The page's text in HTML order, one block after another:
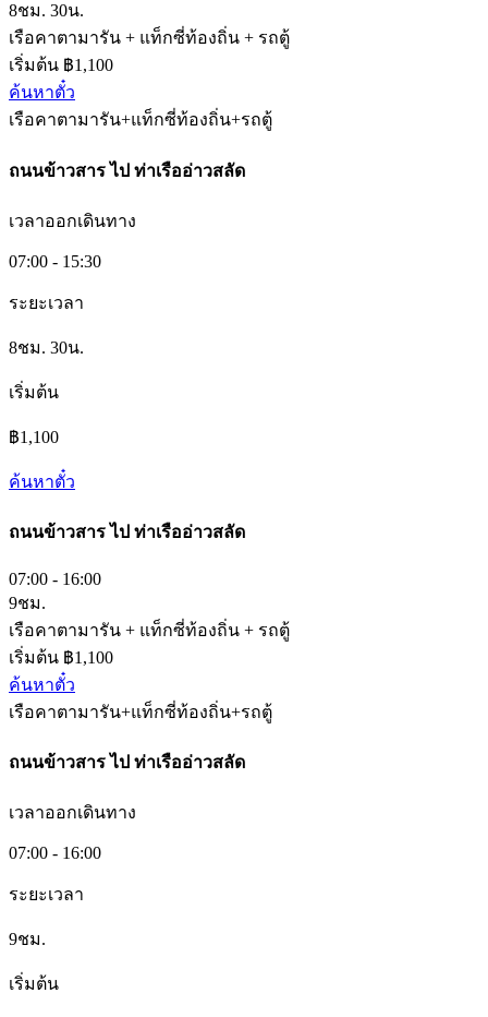
8ชม. 30น.
เรือคาตามารัน + แท็กซี่ท้องถิ่น + รถตู้
เริ่มต้น ฿1,100
ค้นหาตั๋ว
เรือคาตามารัน+แท็กซี่ท้องถิ่น+รถตู้
ถนนข้าวสารไป ท่าเรืออ่าวสลัด
เวลาออกเดินทาง
07:00 - 15:30
ระยะเวลา
8ชม. 30น.
เริ่มต้น
฿1,100
ค้นหาตั๋ว
ถนนข้าวสารไป ท่าเรืออ่าวสลัด
07:00 - 16:00
9ชม.
เรือคาตามารัน + แท็กซี่ท้องถิ่น + รถตู้
เริ่มต้น ฿1,100
ค้นหาตั๋ว
เรือคาตามารัน+แท็กซี่ท้องถิ่น+รถตู้
ถนนข้าวสารไป ท่าเรืออ่าวสลัด
เวลาออกเดินทาง
07:00 - 16:00
ระยะเวลา
9ชม.
เริ่มต้น